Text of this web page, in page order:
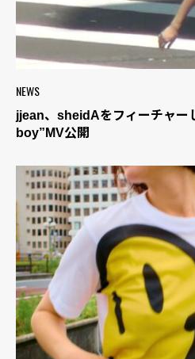
NEWS
jjean、sheidAをフィーチャー
boy”MV公開